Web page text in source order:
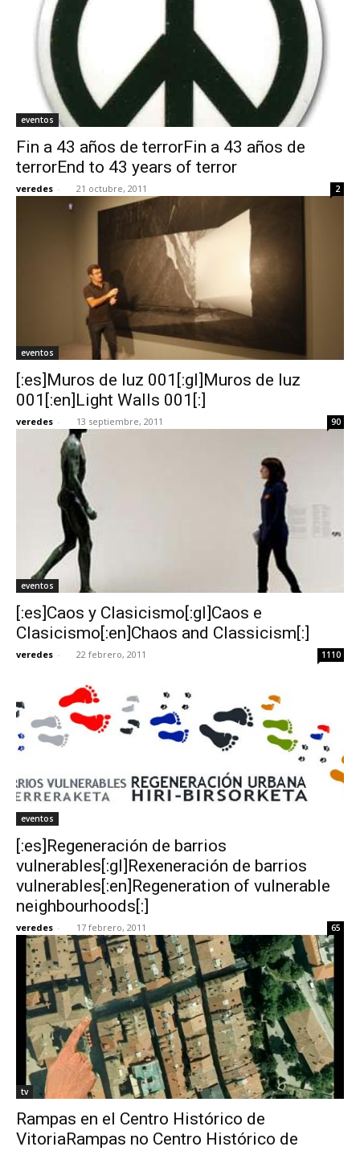
eventos
Fin a 43 años de terrorFin a 43 años de
terrorEnd to 43 years of terror
veredes - 21 octubre, 2011 2
eventos
[:es]Muros de luz 001[:gl]Muros de luz
001[:en]Light Walls 001[:]
veredes - 13 septiembre, 2011 90
eventos
[:es]Caos y Clasicismo[:gl]Caos e
Clasicismo[:en]Chaos and Classicism[:]
veredes - 22 febrero, 2011 1110
eventos
[:es]Regeneración de barrios
vulnerables[:gl]Rexeneración de barrios
vulnerables[:en]Regeneration of vulnerable
neighbourhoods[:]
veredes - 17 febrero, 2011 65
tv
Rampas en el Centro Histórico de
VitoriaRampas no Centro Histórico de